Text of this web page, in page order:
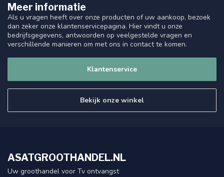
Meer informatie
Als u vragen heeft over onze producten of uw aankoop, bezoek
dan zeker onze klantenservicepagina. Hier vindt u onze
bedrijfsgegevens, antwoorden op veelgestelde vragen en
verschillende manieren om met ons in contact te komen.
Klantenservice
Bekijk onze winkel
ASATGROOTHANDEL.NL
Uw groothandel voor Tv ontvangst